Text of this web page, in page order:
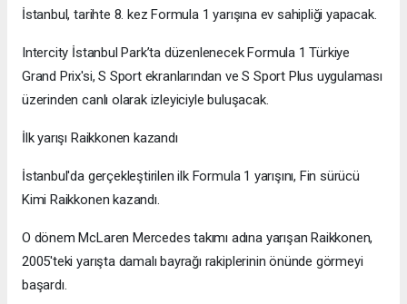
İstanbul, tarihte 8. kez Formula 1 yarışına ev sahipliği yapacak.
Intercity İstanbul Park’ta düzenlenecek Formula 1 Türkiye
Grand Prix'si, S Sport ekranlarından ve S Sport Plus uygulaması
üzerinden canlı olarak izleyiciyle buluşacak.
İlk yarışı Raikkonen kazandı
İstanbul'da gerçekleştirilen ilk Formula 1 yarışını, Fin sürücü
Kimi Raikkonen kazandı.
O dönem McLaren Mercedes takımı adına yarışan Raikkonen,
2005'teki yarışta damalı bayrağı rakiplerinin önünde görmeyi
başardı.